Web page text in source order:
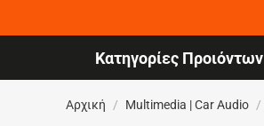
Κατηγορίες Προιόντων
Αρχική / Multimedia | Car Audio /